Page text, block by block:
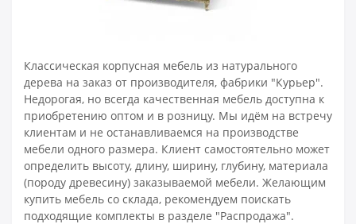
Классическая корпусная мебель из натурального
дерева на заказ от производителя, фабрики "Курьер".
Недорогая, но всегда качественная мебель доступна к
приобретению оптом и в розницу. Мы идём на встречу
клиентам и не останавливаемся на производстве
мебели одного размера. Клиент самостоятельно может
определить высоту, длину, ширину, глубину, материала
(породу древесину) заказываемой мебели. Желающим
купить мебель со склада, рекомендуем поискать
подходящие комплекты в разделе "Распродажа".